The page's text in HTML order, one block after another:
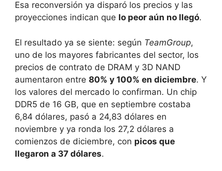
Esa reconversión ya disparó los precios y las
proyecciones indican que lo peor aún no llegó.
El resultado ya se siente: según TeamGroup,
uno de los mayores fabricantes del sector, los
precios de contrato de DRAM y 3D NAND
aumentaron entre 80% y 100% en diciembre. Y
los valores del mercado lo confirman. Un chip
DDR5 de 16 GB, que en septiembre costaba
6,84 dólares, pasó a 24,83 dólares en
noviembre y ya ronda los 27,2 dólares a
comienzos de diciembre, con picos que
llegaron a 37 dólares.